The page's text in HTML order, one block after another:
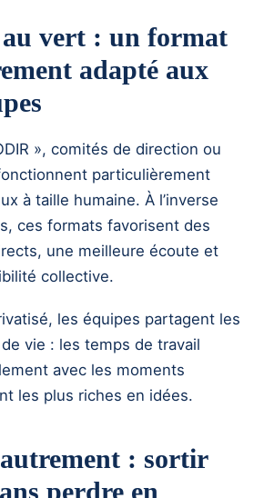
au vert : un format
adapté aux
», comités de direction ou
particulièrement
à taille humaine. À l’inverse
ces formats favorisent des
une meilleure écoute et
collective.
les équipes partagent les
vie : les temps de travail
avec les moments
les plus riches en idées.
: sortir